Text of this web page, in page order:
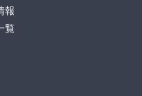
報
覧